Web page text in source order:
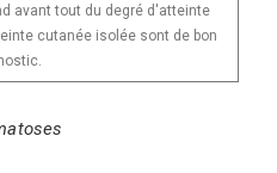
avant tout du degré d'atteinte
cutanée isolée sont de bon